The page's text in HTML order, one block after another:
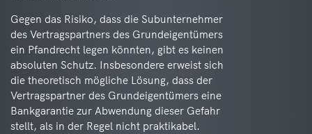
Gegen das Risiko, dass die Subunternehmer
des Vertragspartners des Grundeigentümers
ein Pfandrecht legen könnten, gibt es keinen
absoluten Schutz. Insbesondere erweist sich
die theoretisch mögliche Lösung, dass der
Vertragspartner des Grundeigentümers eine
Bankgarantie zur Abwendung dieser Gefahr
stellt, als in der Regel nicht praktikabel.